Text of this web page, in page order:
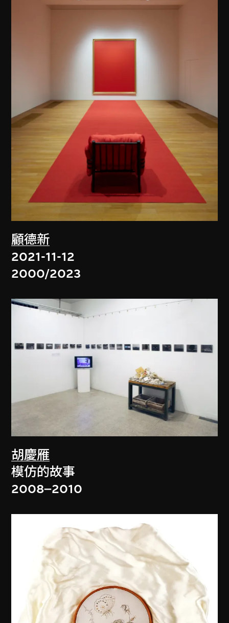
顧德新
2021-11-12
2000/2023
胡慶雁
模仿的故事
2008–2010